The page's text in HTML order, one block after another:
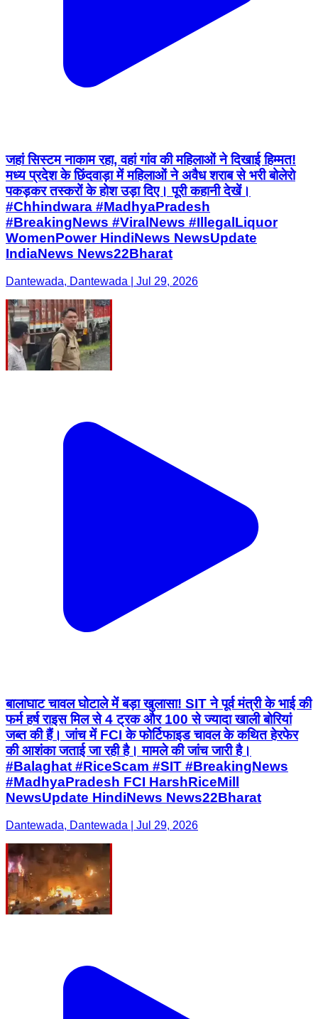
जहां सिस्टम नाकाम रहा, वहां गांव की महिलाओं ने दिखाई हिम्मत!
मध्य प्रदेश के छिंदवाड़ा में महिलाओं ने अवैध शराब से भरी बोलेरो
पकड़कर तस्करों के होश उड़ा दिए। पूरी कहानी देखें।
#Chhindwara #MadhyaPradesh
#BreakingNews #ViralNews #IllegalLiquor
WomenPower HindiNews NewsUpdate
IndiaNews News22Bharat
Dantewada, Dantewada | Jul 29, 2026
बालाघाट चावल घोटाले में बड़ा खुलासा! SIT ने पूर्व मंत्री के भाई की
फर्म हर्ष राइस मिल से 4 ट्रक और 100 से ज्यादा खाली बोरियां
जब्त की हैं। जांच में FCI के फोर्टिफाइड चावल के कथित हेरफेर
की आशंका जताई जा रही है। मामले की जांच जारी है।
#Balaghat #RiceScam #SIT #BreakingNews
#MadhyaPradesh FCI HarshRiceMill
NewsUpdate HindiNews News22Bharat
Dantewada, Dantewada | Jul 29, 2026